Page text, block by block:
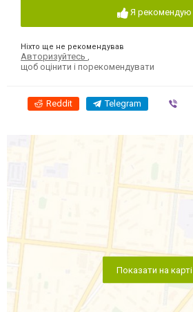
Я рекомендую
Ніхто ще не рекомендував
Авторизуйтесь
щоб оцінити і порекомендувати
Reddit Telegram
Показати на карті